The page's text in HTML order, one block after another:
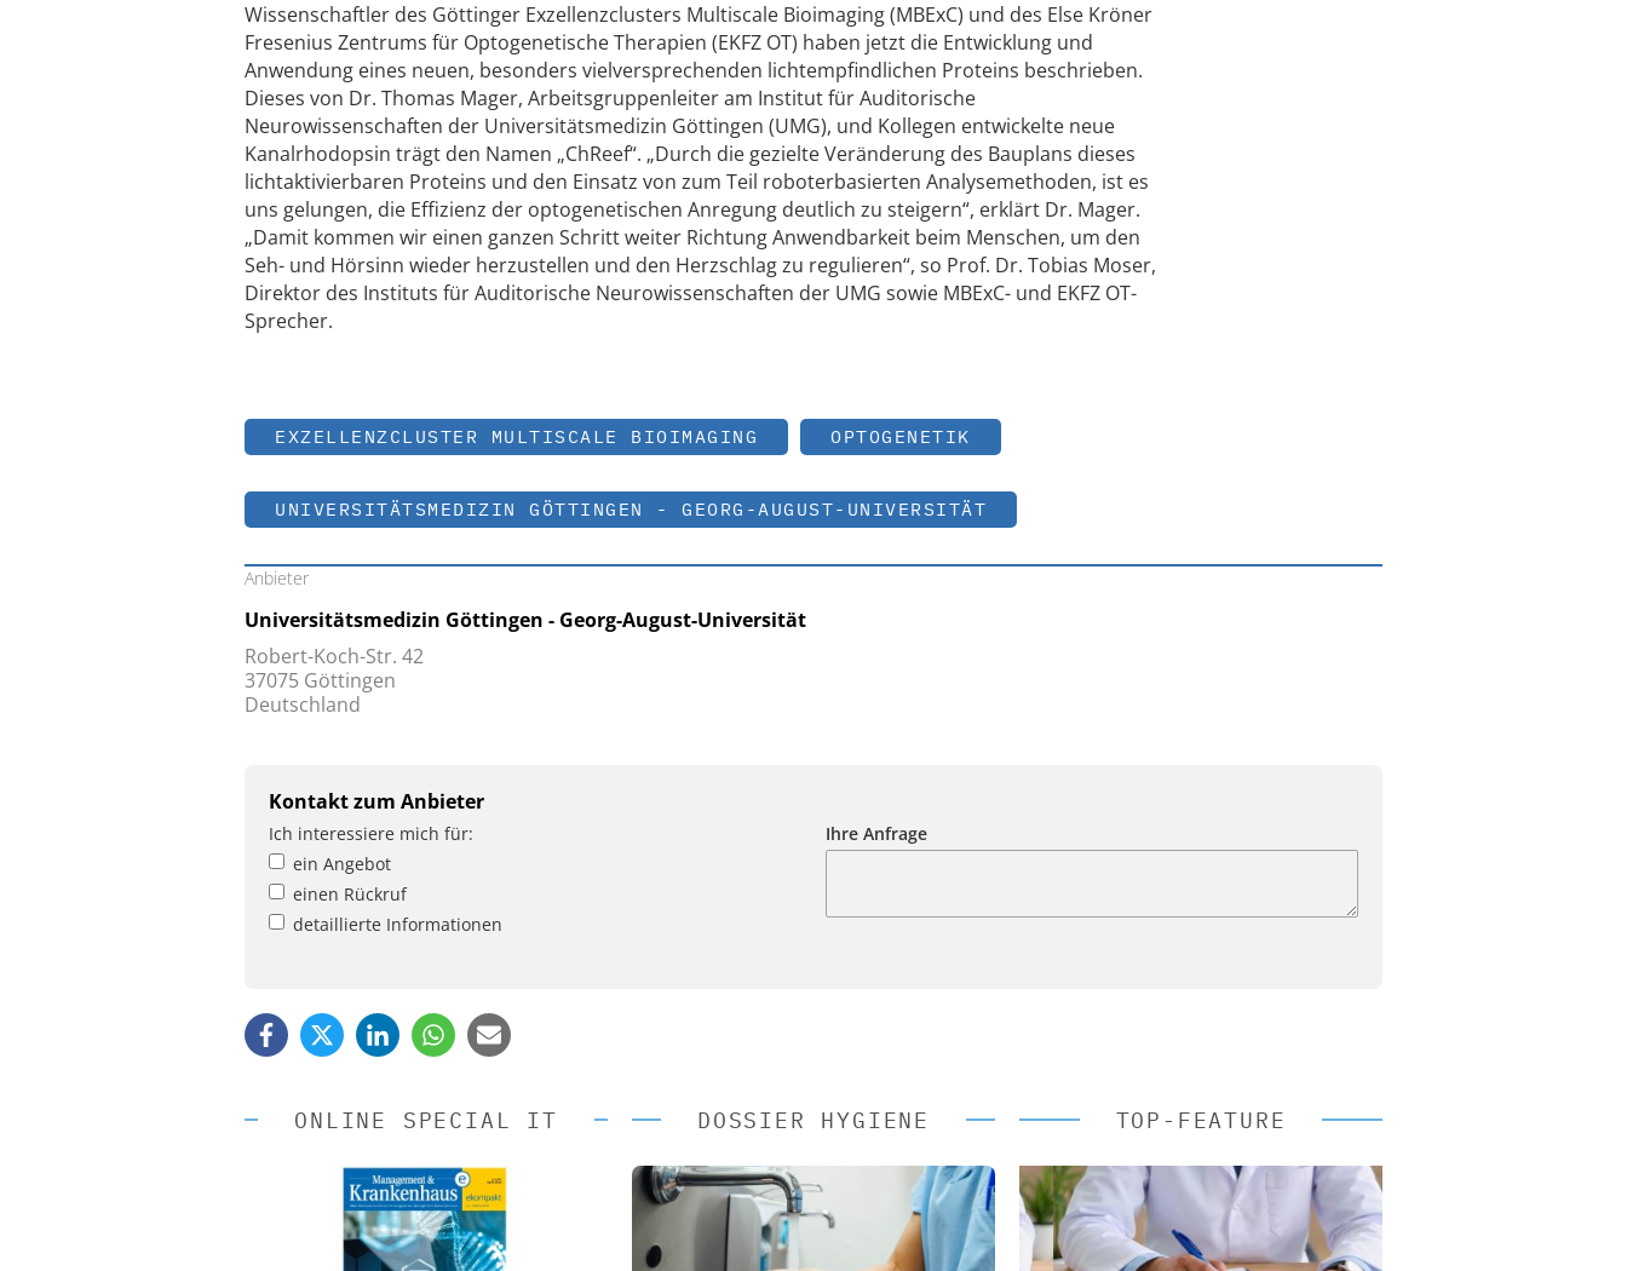
Wissenschaftler des Göttinger Exzellenzclusters Multiscale Bioimaging (MBExC) und des Else Kröner
Fresenius Zentrums für Optogenetische Therapien (EKFZ OT) haben jetzt die Entwicklung und
Anwendung eines neuen, besonders vielversprechenden lichtempfindlichen Proteins beschrieben.
Dieses von Dr. Thomas Mager, Arbeitsgruppenleiter am Institut für Auditorische
Neurowissenschaften der Universitätsmedizin Göttingen (UMG), und Kollegen entwickelte neue
Kanalrhodopsin trägt den Namen „ChReef“. „Durch die gezielte Veränderung des Bauplans dieses
lichtaktivierbaren Proteins und den Einsatz von zum Teil roboterbasierten Analysemethoden, ist es
uns gelungen, die Effizienz der optogenetischen Anregung deutlich zu steigern“, erklärt Dr. Mager.
„Damit kommen wir einen ganzen Schritt weiter Richtung Anwendbarkeit beim Menschen, um den
Seh- und Hörsinn wieder herzustellen und den Herzschlag zu regulieren“, so Prof. Dr. Tobias Moser,
Direktor des Instituts für Auditorische Neurowissenschaften der UMG sowie MBExC- und EKFZ OT-
Sprecher.
EXZELLENZCLUSTER MULTISCALE BIOIMAGING OPTOGENETIK
UNIVERSITÄTSMEDIZIN GÖTTINGEN - GEORG-AUGUST-UNIVERSITÄT
Anbieter
Universitätsmedizin Göttingen - Georg-August-Universität
Robert-Koch-Str. 42
37075 Göttingen
Deutschland
Kontakt zum Anbieter
Ich interessiere mich für:
ein Angebot
einen Rückruf
detaillierte Informationen
Ihre Anfrage
ONLINE SPECIAL IT DOSSIER HYGIENE TOP-FEATURE